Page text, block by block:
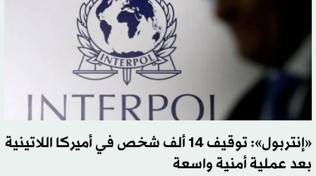
«إنتربول»: توقيف 14 ألف شخص في أميركا اللاتينية
بعد عملية أمنية واسعة